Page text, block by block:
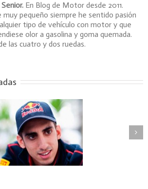
En Blog de Motor desde 2011.
muy pequeño siempre he sentido pasión
tipo de vehículo con motor y que
olor a gasolina y goma quemada.
las cuatro y dos ruedas.
La policía de Dubai
sorprende con un Renault